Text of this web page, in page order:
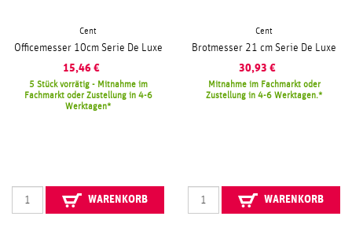
Cent
Officemesser 10cm Serie De Luxe
15,46 €
5 Stück vorrätig - Mitnahme im
Fachmarkt oder Zustellung in 4-6
Werktagen
WARENKORB
Cent
Brotmesser 21 cm Serie De Luxe
30,93 €
Mitnahme im Fachmarkt oder
Zustellung in 4-6 Werktagen.
WARENKORB